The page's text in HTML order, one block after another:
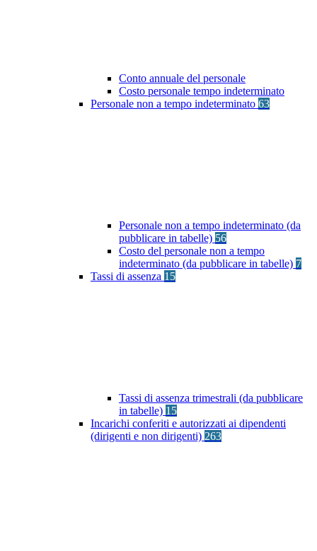
Conto annuale del personale
Costo personale tempo indeterminato
Personale non a tempo indeterminato 63
Personale non a tempo indeterminato (da
pubblicare in tabelle) 56
Costo del personale non a tempo
indeterminato (da pubblicare in tabelle) 7
Tassi di assenza 15
Tassi di assenza trimestrali (da pubblicare
in tabelle) 15
Incarichi conferiti e autorizzati ai dipendenti
(dirigenti e non dirigenti) 263